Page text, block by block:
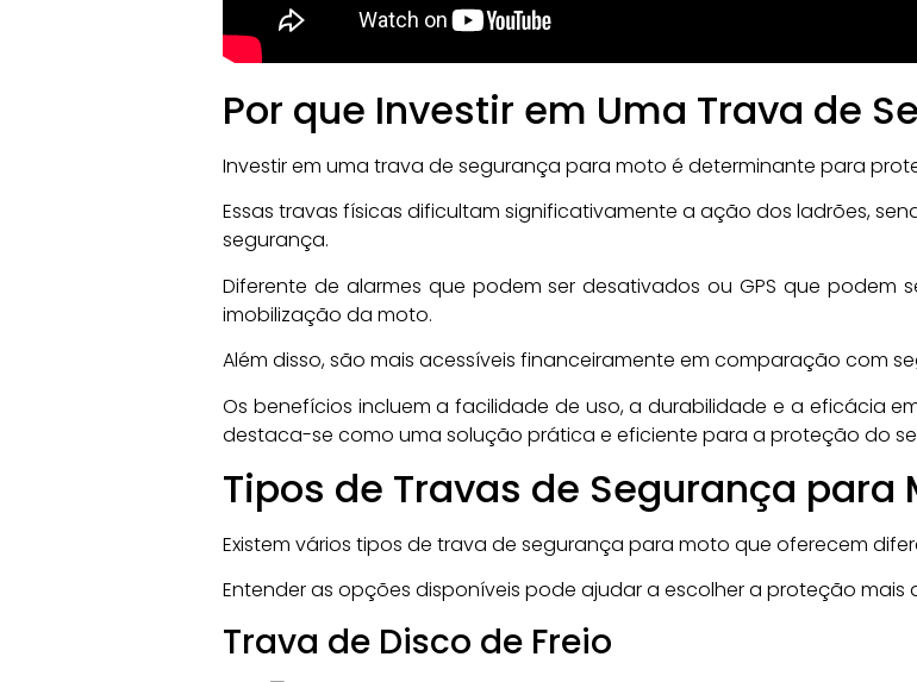
Por que Investir em Uma Trava de
Investir em uma trava de segurança para moto é determinante para
Essas travas físicas dificultam significativamente a ação dos ladrões,
segurança.
Diferente de alarmes que podem ser desativados ou GPS que podem
imobilização da moto.
Além disso, são mais acessíveis financeiramente em comparação com
Os benefícios incluem a facilidade de uso, a durabilidade e a eficácia
destaca-se como uma solução prática e eficiente para a proteção do
Tipos de Travas de Segurança para
Existem vários tipos de trava de segurança para moto que oferecem
Entender as opções disponíveis pode ajudar a escolher a proteção
Trava de Disco de Freio